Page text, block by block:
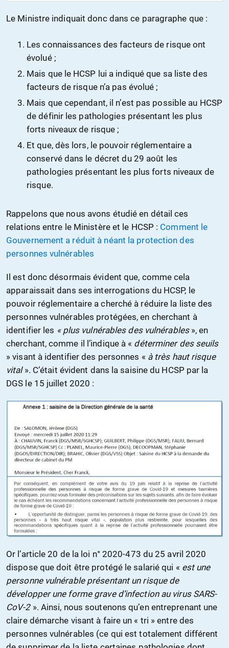
Le Ministre indiquait donc dans ce paragraphe que :
Les connaissances des facteurs de risque ont
évolué ;
Mais que le HCSP lui a indiqué que sa liste des
facteurs de risque n’a pas évolué ;
Mais que cependant, il n’est pas possible au HCSP
de définir les pathologies présentant les plus
forts niveaux de risque ;
Et que, dès lors, le pouvoir réglementaire a
conservé dans le décret du 29 août les
pathologies présentant les plus forts niveaux de
risque.
Rappelons que nous avons étudié en détail ces
relations entre le Ministère et le HCSP : Comment le
Gouvernement a réduit à néant la protection des
personnes vulnérables
Il est donc désormais évident que, comme cela
apparaissait dans ses interrogations du HCSP, le
pouvoir réglementaire a cherché à réduire la liste des
personnes vulnérables protégées, en cherchant à
identifier les « plus vulnérables des vulnérables», en
cherchant, comme il l’indique à « déterminer des seuils
» visant à identifier des personnes « à très haut risque
vital». C’était évident dans la saisine du HCSP par la
DGS le 15 juillet 2020 :
Or l’article 20 de la loi n° 2020-473 du 25 avril 2020
dispose que doit être protégé le salarié qui « est une
personne vulnérable présentant un risque de
développer une forme grave d’infection au virus SARS-
CoV-2». Ainsi, nous soutenons qu’en entreprenant une
claire démarche visant à faire un « tri » entre des
personnes vulnérables (ce qui est totalement différent